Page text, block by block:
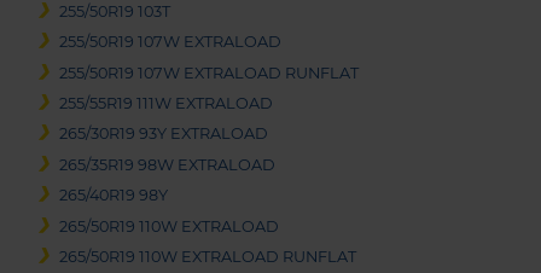
255/50R19 103T
255/50R19 107W EXTRALOAD
255/50R19 107W EXTRALOAD RUNFLAT
255/55R19 111W EXTRALOAD
265/30R19 93Y EXTRALOAD
265/35R19 98W EXTRALOAD
265/40R19 98Y
265/50R19 110W EXTRALOAD
265/50R19 110W EXTRALOAD RUNFLAT